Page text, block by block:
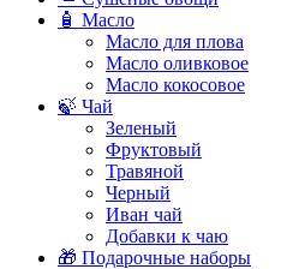
🧴 Масло
Масло для плова
Масло оливковое
Масло кокосовое
🍃 Чай
Зеленый
Фруктовый
Травяной
Черный
Иван чай
Добавки к чаю
🎁 Подарочные наборы